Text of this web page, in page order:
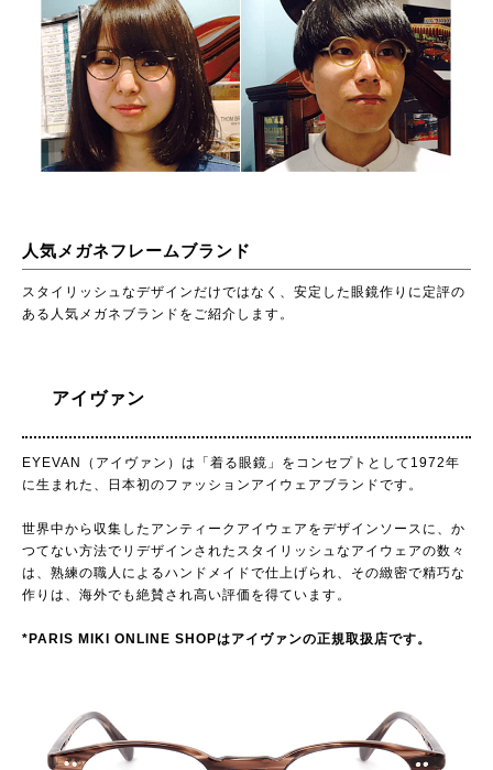
人気メガネフレームブランド
スタイリッシュなデザインだけではなく、安定した眼鏡作りに定評の
ある人気メガネブランドをご紹介します。
アイヴァン
EYEVAN（アイヴァン）は「着る眼鏡」をコンセプトとして1972年
に生まれた、日本初のファッションアイウェアブランドです。
世界中から収集したアンティークアイウェアをデザインソースに、か
つてない方法でリデザインされたスタイリッシュなアイウェアの数々
は、熟練の職人によるハンドメイドで仕上げられ、その緻密で精巧な
作りは、海外でも絶賛され高い評価を得ています。
*PARIS MIKI ONLINE SHOPはアイヴァンの正規取扱店です。